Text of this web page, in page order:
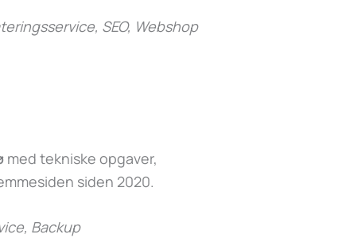
SEO, Webshop
med tekniske opgaver,
siden 2020.
Backup